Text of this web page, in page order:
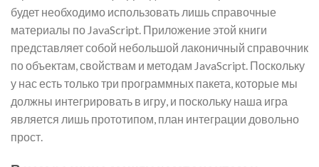
будет необходимо использовать лишь справочные
материалы по JavaScript. Приложение этой книги
представляет собой небольшой лаконичный справочник
по объектам, свойствам и методам JavaScript. Поскольку
у нас есть только три программных пакета, которые мы
должны интегрировать в игру, и поскольку наша игра
является лишь прототипом, план интеграции довольно
прост.